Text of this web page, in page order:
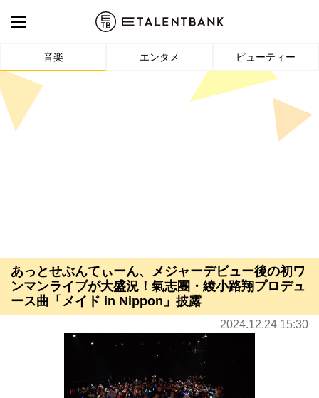
音楽 エンタメ ビューティー
あっとせぶんてぃーん、メジャーデビュー後の初ワ
ンマンライブが大盛況！氣志團・綾小路翔プロデュ
ース曲「メイド in Nippon」披露
2024.12.24 15:30